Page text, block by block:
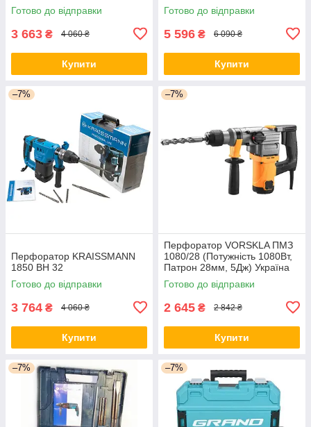
Готово до відправки
3 663 ₴ 4 060 ₴
Купити
Готово до відправки
5 596 ₴ 6 090 ₴
Купити
–7%
Перфоратор KRAISSMANN
1850 BH 32
Готово до відправки
3 764 ₴ 4 060 ₴
Купити
–7%
Перфоратор VORSKLA ПМЗ
1080/28 (Потужність 1080Вт,
Патрон 28мм, 5Дж) Україна
Готово до відправки
2 645 ₴ 2 842 ₴
Купити
–7% –7%